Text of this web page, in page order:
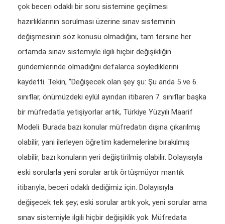
çok beceri odaklı bir soru sistemine geçilmesi
hazırlıklarının sorulması üzerine sınav sisteminin
değişmesinin söz konusu olmadığını, tam tersine her
ortamda sınav sistemiyle ilgili hiçbir değişikliğin
gündemlerinde olmadığını defalarca söylediklerini
kaydetti. Tekin, “Değişecek olan şey şu: Şu anda 5 ve 6.
sınıflar, önümüzdeki eylül ayından itibaren 7. sınıflar başka
bir müfredatla yetişiyorlar artık, Türkiye Yüzyılı Maarif
Modeli. Burada bazı konular müfredatın dışına çıkarılmış
olabilir, yani ilerleyen öğretim kademelerine bırakılmış
olabilir, bazı konuların yeri değiştirilmiş olabilir. Dolayısıyla
eski sorularla yeni sorular artık örtüşmüyor mantık
itibarıyla, beceri odaklı dediğimiz için. Dolayısıyla
değişecek tek şey; eski sorular artık yok, yeni sorular ama
sınav sistemiyle ilgili hiçbir değişiklik yok. Müfredata